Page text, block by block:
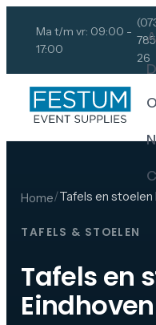
Ma t/m vr: 09:00 -
17:00
26
Home/Tafels en stoelen
TAFELS & STOELEN
Tafels en
Eindhoven